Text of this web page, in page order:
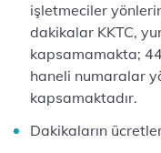
işletmeciler
dakikalar KKTC,
kapsamamakta;
haneli numaralar
kapsamaktadır.
Dakikaların